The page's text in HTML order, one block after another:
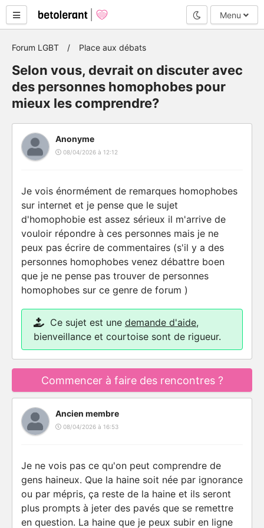
Mode nuit
Menu
Forum LGBT Place aux débats
Selon vous, devrait on discuter avec
des personnes homophobes pour
mieux les comprendre?
Anonyme
08/04/2026 à 12:12
Je vois énormément de remarques homophobes
sur internet et je pense que le sujet
d'homophobie est assez sérieux il m'arrive de
vouloir répondre à ces personnes mais je ne
peux pas écrire de commentaires (s'il y a des
personnes homophobes venez débattre boen
que je ne pense pas trouver de personnes
homophobes sur ce genre de forum )
Ce sujet est une demande d'aide,
bienveillance et courtoise sont de rigueur.
Commencer à faire des rencontres ?
Ancien membre
08/04/2026 à 16:53
Je ne vois pas ce qu'on peut comprendre de
gens haineux. Que la haine soit née par ignorance
ou par mépris, ça reste de la haine et ils seront
plus prompts à jeter des pavés que se remettre
en question. La haine que je peux subir en ligne